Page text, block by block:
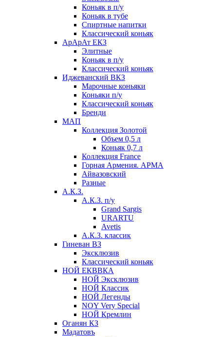
Коньяк в п/у
Коньяк в тубе
Спиртные напитки
Классический коньяк
АрАрАт ЕКЗ
Элитные
Коньяк в п/у
Классический коньяк
Иджеванский ВКЗ
Марочные коньяки
Коньяки п/у
Классический коньяк
Бренди
МАП
Коллекция Золотой
Объем 0,5 л
Коньяк 0,7 л
Коллекция France
Горная Армения. АРМА
Айвазовский
Разные
А.К.З.
А.К.З. п/у
Grand Sargis
URARTU
Avetis
А.К.З. классик
Гиневан ВЗ
Эксклюзив
Классический коньяк
НОЙ ЕКВВКА
НОЙ Эксклюзив
НОЙ Классик
НОЙ Легенды
NOY Very Speсial
НОЙ Кремлин
Оганян КЗ
Мадатовъ